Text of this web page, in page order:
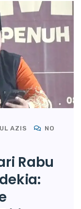
AZIS
NO
Rabu